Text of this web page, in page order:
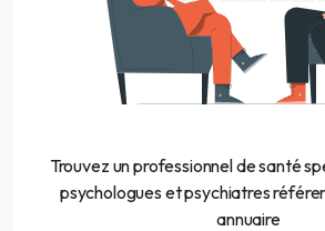
Trouvez un professionnel de santé
psychologues et psychiatres
annuaire